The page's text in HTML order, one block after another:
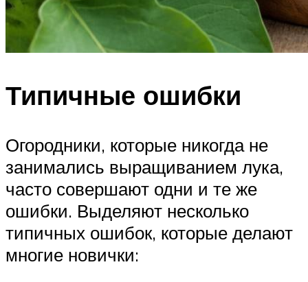
Типичные ошибки
Огородники, которые никогда не
занимались выращиванием лука,
часто совершают одни и те же
ошибки. Выделяют несколько
типичных ошибок, которые делают
многие новички: